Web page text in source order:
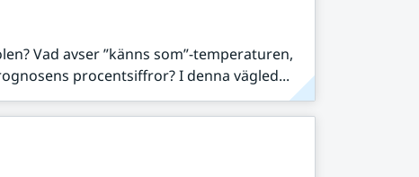
Vad avser ”känns som”-temperaturen,
procentsiffror? I denna vägled...